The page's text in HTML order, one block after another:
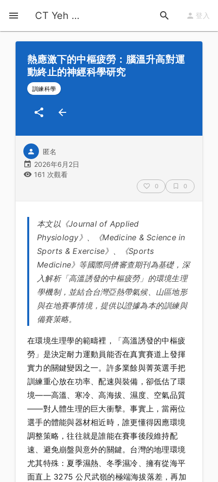
CT Yeh 公路車基地 登入
首頁 運動知識
熱應激下的中樞疲勞：腦溫升高對運
動終止的神經科學研究
訓練科學
匿名
2026年6月2日
161 次觀看
0 0
本文以《Journal of Applied
Physiology》、《Medicine & Science in
Sports & Exercise》、《Sports
Medicine》等國際同儕審查期刊為基礎，深
入解析「高溫誘發的中樞疲勞」的環境生理
學機制，並結合台灣亞熱帶氣候、山區地形
與在地賽事情境，提供以證據為本的訓練與
備賽策略。
在環境生理學的範疇裡，「高溫誘發的中樞疲
勞」是決定耐力運動員能否在真實賽道上發揮
實力的關鍵變因之一。許多業餘與菁英選手把
訓練重心放在功率、配速與裝備，卻低估了環
境——高溫、寒冷、高海拔、濕度、空氣品質
——對人體生理的巨大衝擊。事實上，當兩位
選手的體能與器材相近時，誰更懂得因應環境
調整策略，往往就是誰能在賽事後段維持配
速、避免崩盤與意外的關鍵。台灣的地理環境
尤其特殊：夏季濕熱、冬季濕冷、擁有從海平
面直上 3275 公尺武嶺的極端海拔落差，再加